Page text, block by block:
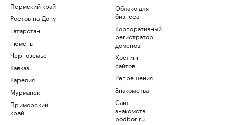
Пермский край
Ростов-на-Дону
Татарстан
Тюмень
Черноземье
Кавказ
Карелия
Мурманск
Приморский
край
Облако для
бизнеса
Корпоративный
регистратор
доменов
Хостинг
сайтов
Рег.решения
Знакомства
Сайт
знакомств
podbor.ru